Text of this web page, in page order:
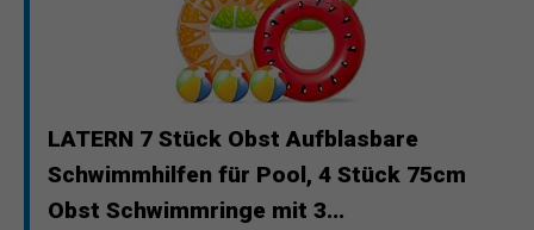
LATERN 7 Stück Obst Aufblasbare
Schwimmhilfen für Pool, 4 Stück 75cm
Obst Schwimmringe mit 3...